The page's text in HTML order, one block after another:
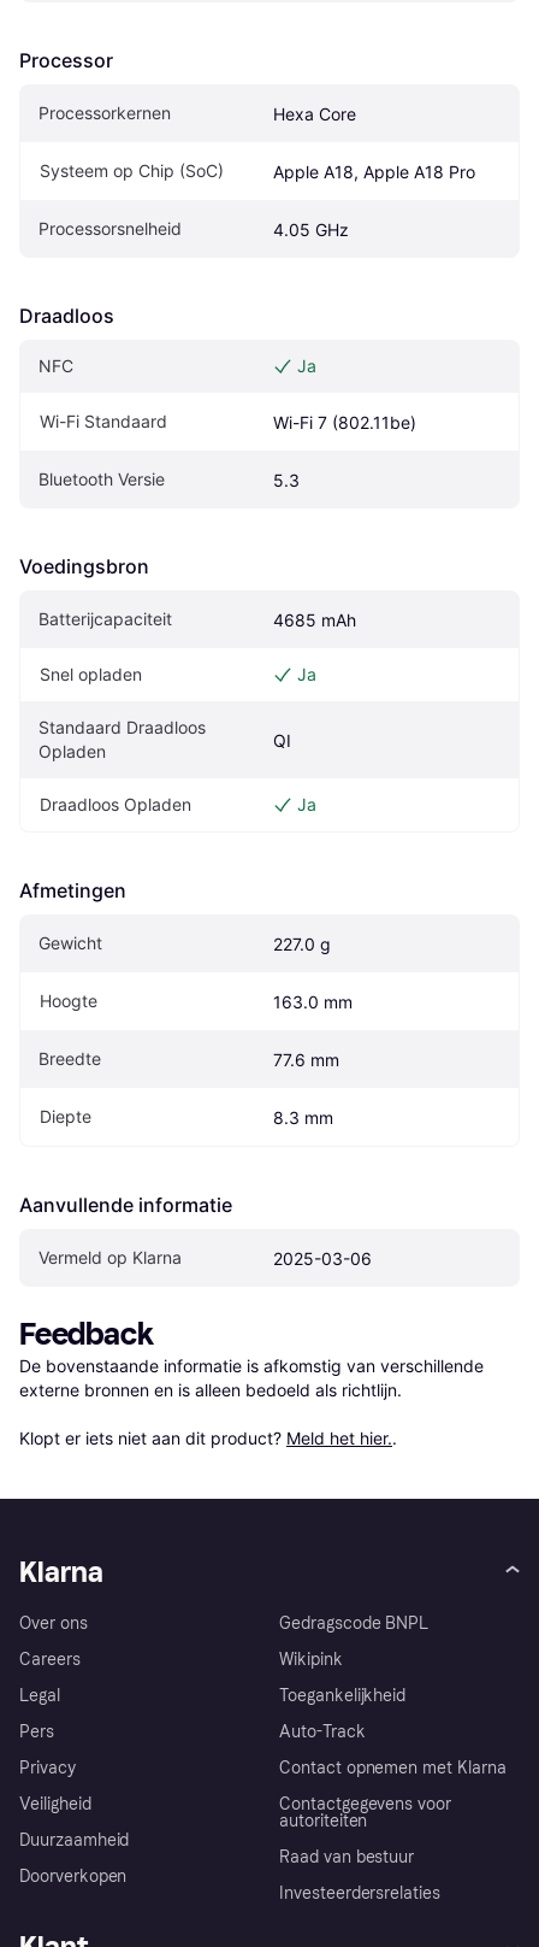
Processor
Processorkernen Hexa Core
Systeem op Chip (SoC) Apple A18, Apple A18 Pro
Processorsnelheid 4.05 GHz
Draadloos
NFC Ja
Wi-Fi Standaard Wi-Fi 7 (802.11be)
Bluetooth Versie 5.3
Voedingsbron
Batterijcapaciteit 4685 mAh
Snel opladen Ja
Standaard Draadloos
Opladen
QI
Draadloos Opladen Ja
Afmetingen
Gewicht 227.0 g
Hoogte 163.0 mm
Breedte 77.6 mm
Diepte 8.3 mm
Aanvullende informatie
Vermeld op Klarna 2025-03-06
Feedback
De bovenstaande informatie is afkomstig van verschillende
externe bronnen en is alleen bedoeld als richtlijn.
Klopt er iets niet aan dit product? Meld het hier..
Klarna
Over ons
Careers
Legal
Pers
Privacy
Veiligheid
Duurzaamheid
Doorverkopen
Gedragscode BNPL
Wikipink
Toegankelijkheid
Auto-Track
Contact opnemen met Klarna
Contactgegevens voor
autoriteiten
Raad van bestuur
Investeerdersrelaties